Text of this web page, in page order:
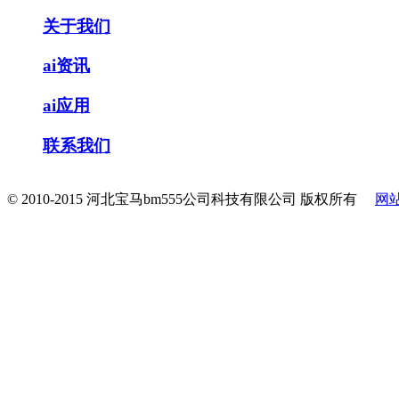
关于我们
ai资讯
ai应用
联系我们
© 2010-2015 河北宝马bm555公司科技有限公司 版权所有 网